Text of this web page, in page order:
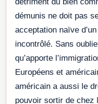
démunis ne doit pas
acceptation naïve
incontrôlé. Sans
qu’apporte
Européens et
américain a aussi le
pouvoir sortir de chez